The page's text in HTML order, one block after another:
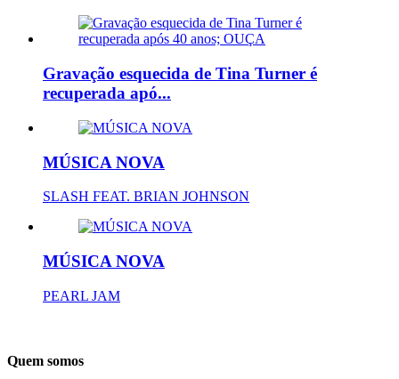
Gravação esquecida de Tina Turner é
recuperada apó...
MÚSICA NOVA
SLASH FEAT. BRIAN JOHNSON
MÚSICA NOVA
PEARL JAM
Quem somos